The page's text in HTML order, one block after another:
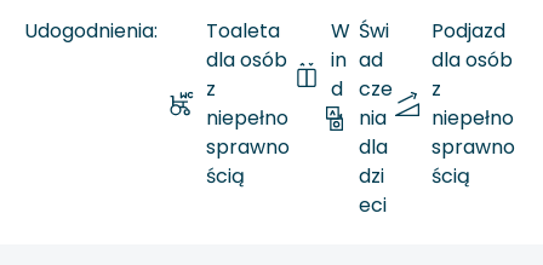
Udogodnienia:
Toaleta
dla osób
z
niepełno
sprawno
ścią
W
in
d
a
Świ
ad
cze
nia
dla
dzi
eci
Podjazd
dla osób
z
niepełno
sprawno
ścią